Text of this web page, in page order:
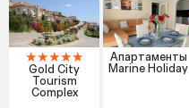
★★★★★
Gold City
Tourism
Complex
Апартаменты
Marine Holiday